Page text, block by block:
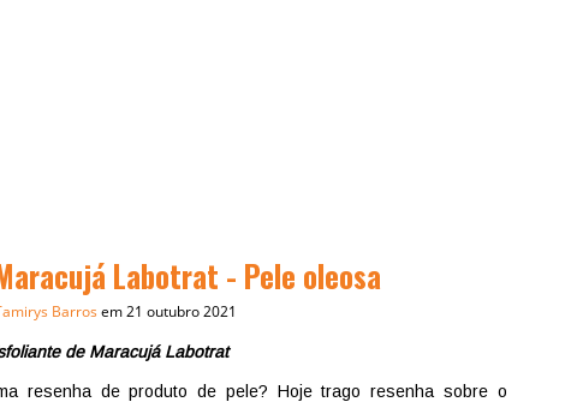
Labotrat - Pele oleosa
Barrosem 21 outubro 2021
de Maracujá Labotrat
resenha de produto de pele? Hoje trago resenha sobre o